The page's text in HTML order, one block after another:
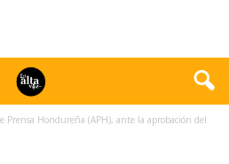
Prensa Hondureña (APH), ante la aprobación del